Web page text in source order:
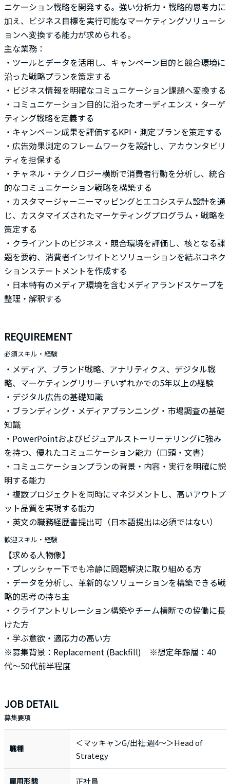
ニケーション戦略を開発する。強い分析力・戦略的思考力に
加え、ビジネス目標を実行可能なマーケティングソリューシ
ョンへ変換する能力が求められる。
主な業務：
・ツールとデータを活用し、キャンペーン目的と競合環境に
沿った戦略プランを策定する
・ビジネス情報を明確なコミュニケーション課題へ変換する
・コミュニケーション目的に沿ったオーディエンス・ターゲ
ティング戦略を定義する
・キャンペーン成果を評価するKPI・測定プランを策定する
・広告効果測定のフレームワークを設計し、アカウンタビリ
ティを担保する
・チャネル・テクノロジー横断で消費者行動を分析し、統合
的なコミュニケーション戦略を構築する
・カスタマージャーニーマッピングとエコシステム設計を通
じ、カスタマイズされたマーケティングプログラム・戦略を
策定する
・クライアントのビジネス・競合環境を評価し、核となる課
題を要約、消費者インサイトとソリューションを結ぶコネク
ションステートメントを作成する
・日本特有のメディア環境を含むメディアランドスケープを
整理・解釈する
REQUIREMENT
必須スキル・経験
・メディア、ブランド戦略、アナリティクス、デジタル戦
略、マーケティングリサーチいずれかでの5年以上の経験
・デジタル広告の基礎知識
・ブランディング・メディアプランニング・市場調査の基礎
知識
・PowerPointおよびビジュアルストーリーテリングに強み
を持つ、優れたコミュニケーション能力（口頭・文書）
・コミュニケーションプランの背景・内容・実行を明確に説
明する能力
・複数プロジェクトを同時にマネジメントし、高いアウトプ
ット品質を実現する能力
・英文の職務経歴書提出可（日本語提出は必須ではない）
歓迎スキル・経験
【求める人物像】
・プレッシャー下でも冷静に問題解決に取り組める方
・データを分析し、革新的なソリューションを構築できる戦
略的思考の持ち主
・クライアントリレーション構築やチーム横断での協働に長
けた方
・学ぶ意欲・適応力の高い方
※募集背景：Replacement (Backfill) ※想定年齢層：40
代〜50代前半程度
JOB DETAIL
募集要項
職種
＜マッキャンG/出社:週4～＞Head of
Strategy
雇用形態 正社員